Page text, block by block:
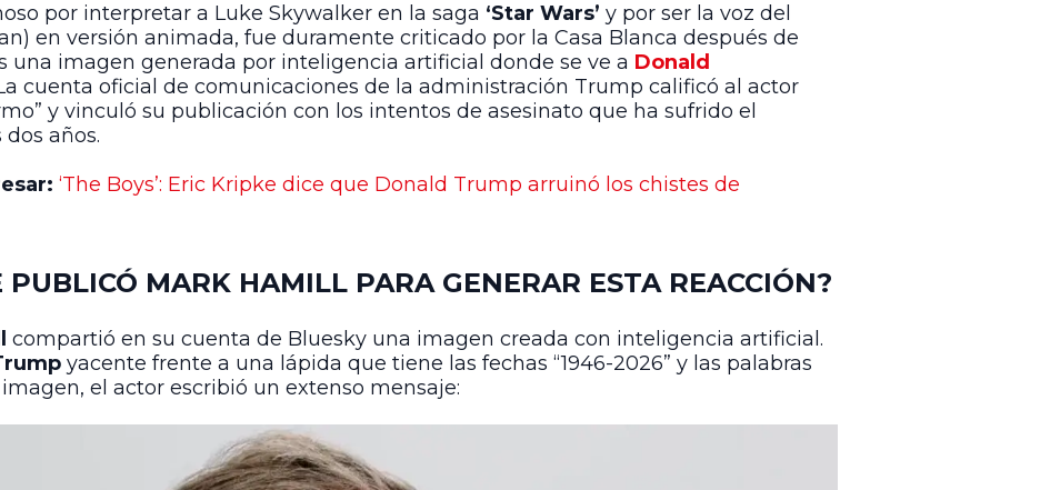
por interpretar a Luke Skywalker en la saga ‘Star Wars’ y por ser la voz del
en versión animada, fue duramente criticado por la Casa Blanca después de
una imagen generada por inteligencia artificial donde se ve a Donald
cuenta oficial de comunicaciones de la administración Trump calificó al actor
y vinculó su publicación con los intentos de asesinato que ha sufrido el
años.
‘The Boys’: Eric Kripke dice que Donald Trump arruinó los chistes de
PUBLICÓ MARK HAMILL PARA GENERAR ESTA REACCIÓN?
compartió en su cuenta de Bluesky una imagen creada con inteligencia artificial.
yacente frente a una lápida que tiene las fechas “1946-2026” y las palabras
el actor escribió un extenso mensaje: